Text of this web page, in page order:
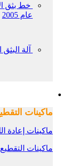
خط بثق
عام 2005
آلة البثق
ماكينات
ماكينات إعادة
ماكينات التقطيع